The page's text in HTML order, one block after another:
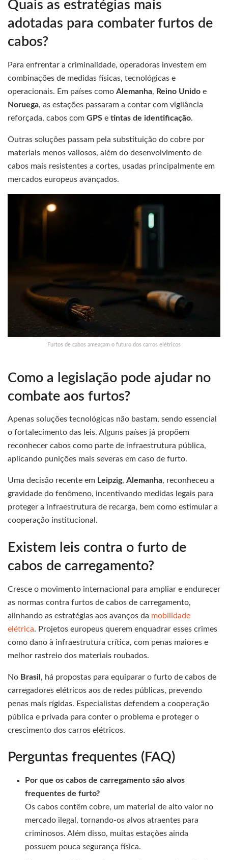
Quais as estratégias mais
adotadas para combater furtos de
cabos?
Para enfrentar a criminalidade, operadoras investem em
combinações de medidas físicas, tecnológicas e
operacionais. Em países como Alemanha, Reino Unido e
Noruega, as estações passaram a contar com vigilância
reforçada, cabos com GPS e tintas de identificação.
Outras soluções passam pela substituição do cobre por
materiais menos valiosos, além do desenvolvimento de
cabos mais resistentes a cortes, usadas principalmente em
mercados europeus avançados.
Furtos de cabos ameaçam o futuro dos carros elétricos
Como a legislação pode ajudar no
combate aos furtos?
Apenas soluções tecnológicas não bastam, sendo essencial
o fortalecimento das leis. Alguns países já propõem
reconhecer cabos como parte de infraestrutura pública,
aplicando punições mais severas em caso de furto.
Uma decisão recente em Leipzig, Alemanha, reconheceu a
gravidade do fenômeno, incentivando medidas legais para
proteger a infraestrutura de recarga, bem como estimular a
cooperação institucional.
Existem leis contra o furto de
cabos de carregamento?
Cresce o movimento internacional para ampliar e endurecer
as normas contra furtos de cabos de carregamento,
alinhando as estratégias aos avanços da mobilidade
elétrica. Projetos europeus querem enquadrar esses crimes
como dano à infraestrutura crítica, com penas maiores e
melhor rastreio dos materiais roubados.
No Brasil, há propostas para equiparar o furto de cabos de
carregadores elétricos aos de redes públicas, prevendo
penas mais rígidas. Especialistas defendem a cooperação
pública e privada para conter o problema e proteger o
crescimento dos carros elétricos.
Perguntas frequentes (FAQ)
Por que os cabos de carregamento são alvos
frequentes de furto?
Os cabos contêm cobre, um material de alto valor no
mercado ilegal, tornando-os alvos atraentes para
criminosos. Além disso, muitas estações ainda
possuem pouca segurança física.